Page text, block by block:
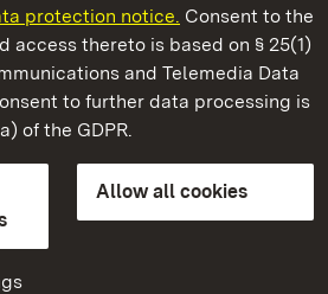
protection notice. Consent to the
access thereto is based on § 25(1)
and Telemedia Data
to further data processing is
of the GDPR.
Allow all cookies
Baden‑Württemberg
of Baden-Wuerttemberg
access
Seiten)